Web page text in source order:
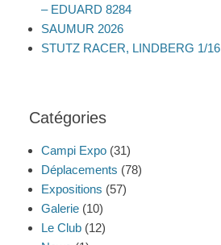
– EDUARD 8284
SAUMUR 2026
STUTZ RACER, LINDBERG 1/16
Catégories
Campi Expo (31)
Déplacements (78)
Expositions (57)
Galerie (10)
Le Club (12)